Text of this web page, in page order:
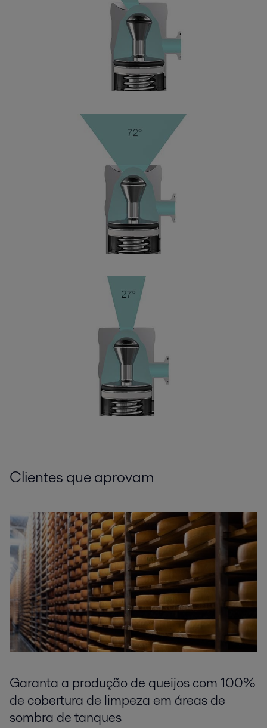
Clientes que aprovam
Garanta a produção de queijos com 100%
de cobertura de limpeza em áreas de
sombra de tanques